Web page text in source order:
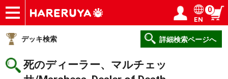
ショップ
買取
記事
デッキ検索
デッキ構築
選手一覧
店舗一覧
イベント
ヘルプ
お問い合わせ ログイン／会員登録
EN
0
デッキ検索 詳細検索ページへ
死のディーラー、マルチェッ